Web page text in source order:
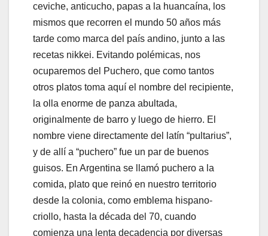
ceviche, anticucho, papas a la huancaína, los
mismos que recorren el mundo 50 años más
tarde como marca del país andino, junto a las
recetas nikkei. Evitando polémicas, nos
ocuparemos del Puchero, que como tantos
otros platos toma aquí el nombre del recipiente,
la olla enorme de panza abultada,
originalmente de barro y luego de hierro. El
nombre viene directamente del latín “pultarius”,
y de allí a “puchero” fue un par de buenos
guisos. En Argentina se llamó puchero a la
comida, plato que reinó en nuestro territorio
desde la colonia, como emblema hispano-
criollo, hasta la década del 70, cuando
comienza una lenta decadencia por diversas